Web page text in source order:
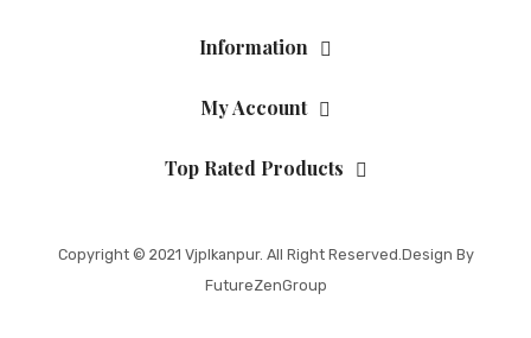
Information
My Account
Top Rated Products
Copyright © 2021 Vjplkanpur. All Right Reserved.Design By
FutureZenGroup